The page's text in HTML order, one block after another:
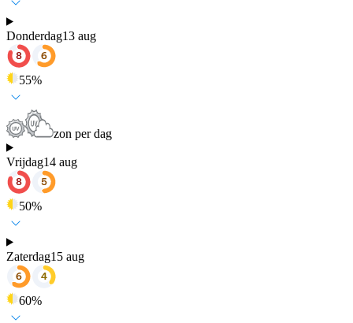
Donderdag13 aug
55%
zon per dag
Vrijdag14 aug
50%
Zaterdag15 aug
60%